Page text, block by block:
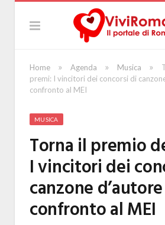
Home » Agenda » Musica »
premi: I vincitori dei concorsi di
confronto al MEI
MUSICA
Torna il premio
I vincitori dei
canzone
confronto al MEI